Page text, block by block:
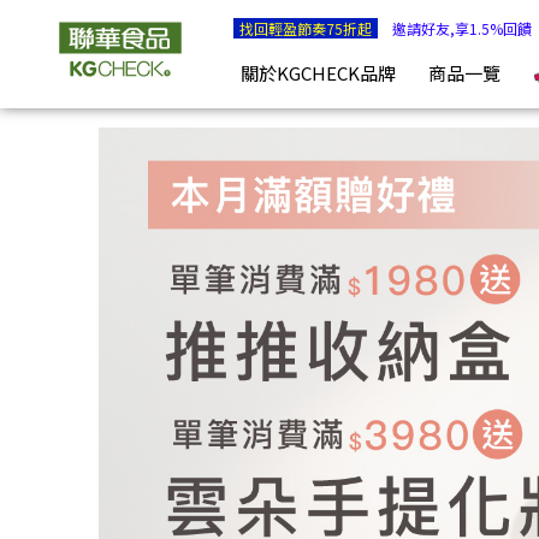
堅果日記任２件原價之81折 | KGCHECK聯華食品生醫研究室
找回輕盈節奏75折起 邀請好友,享1.5%回饋
關於KGCHECK品牌 商品一覽